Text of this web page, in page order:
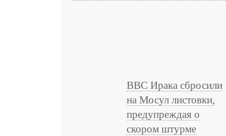
ВВС Ирака сбросили
на Мосул листовки,
предупреждая о
скором штурме